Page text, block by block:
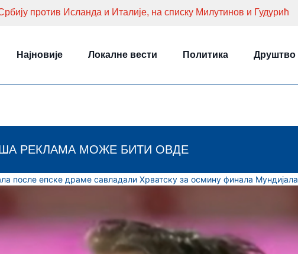
против Исланда и Италије, на списку Милутинов и Гудурић
Најновије Локалне вести Политика Друштво
РЕКЛАМА МОЖЕ БИТИ ОВДЕ
после епске драме савладали Хрватску за осмину финала Мундијала